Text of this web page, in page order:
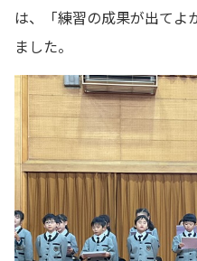
は、「練習の成果が出てよ
ました。